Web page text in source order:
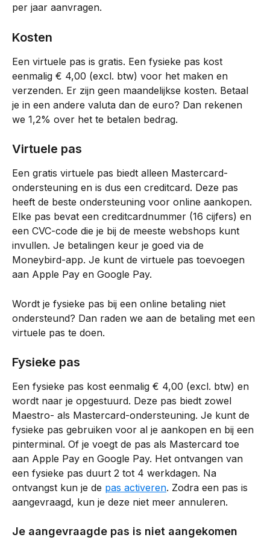
per jaar aanvragen.
Kosten
Een virtuele pas is gratis. Een fysieke pas kost
eenmalig € 4,00 (excl. btw) voor het maken en
verzenden. Er zijn geen maandelijkse kosten. Betaal
je in een andere valuta dan de euro? Dan rekenen
we 1,2% over het te betalen bedrag.
Virtuele pas
Een gratis virtuele pas biedt alleen Mastercard-
ondersteuning en is dus een creditcard. Deze pas
heeft de beste ondersteuning voor online aankopen.
Elke pas bevat een creditcardnummer (16 cijfers) en
een CVC-code die je bij de meeste webshops kunt
invullen. Je betalingen keur je goed via de
Moneybird-app. Je kunt de virtuele pas toevoegen
aan Apple Pay en Google Pay.
Wordt je fysieke pas bij een online betaling niet
ondersteund? Dan raden we aan de betaling met een
virtuele pas te doen.
Fysieke pas
Een fysieke pas kost eenmalig € 4,00 (excl. btw) en
wordt naar je opgestuurd. Deze pas biedt zowel
Maestro- als Mastercard-ondersteuning. Je kunt de
fysieke pas gebruiken voor al je aankopen en bij een
pinterminal. Of je voegt de pas als Mastercard toe
aan Apple Pay en Google Pay. Het ontvangen van
een fysieke pas duurt 2 tot 4 werkdagen. Na
ontvangst kun je de pas activeren. Zodra een pas is
aangevraagd, kun je deze niet meer annuleren.
Je aangevraagde pas is niet aangekomen